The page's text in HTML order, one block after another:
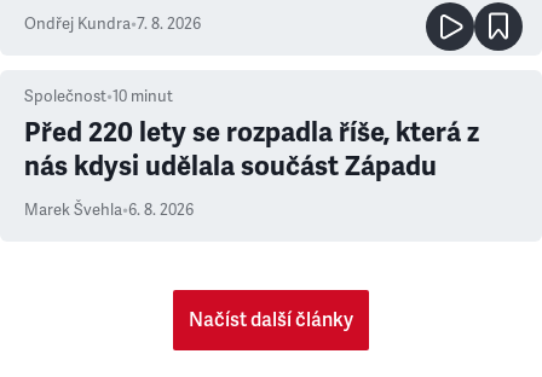
Ondřej Kundra•7. 8. 2026
Společnost•10 minut
Před 220 lety se rozpadla říše, která z
nás kdysi udělala součást Západu
Marek Švehla•6. 8. 2026
Načíst další články